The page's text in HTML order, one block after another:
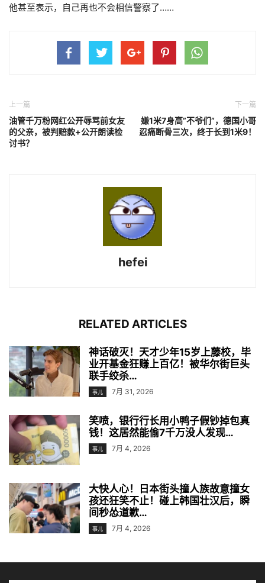
他甚至表示，自己再也不会相信警察了……
上一篇
油管千万粉网红公开辱骂前女友
的父亲，被判赔款+公开朗读检
讨书？
下一篇
嫌1米7身高”不爷们”，德国小哥
忍痛断骨三次，终于长到1米9！
hefei
RELATED ARTICLES
神话破灭！天才少年15岁上藤校，毕
业开基金狂赚上百亿！被华尔街巨头
联手绞杀…
事儿 7月 31, 2026
笑喷，银行行长用小鸭子假钞掉包真
钱！这居然能偷7千万没人发现…
事儿 7月 4, 2026
大快人心！日本街头撞人族故意撞女
孩还狂笑不止！碰上韩国壮汉后，瞬
间秒怂道歉…
事儿 7月 4, 2026